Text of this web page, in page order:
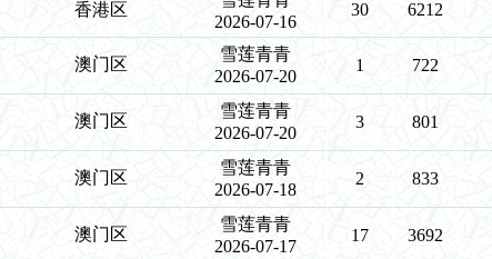
香港区
2026-07-16
30 6212
澳门区
雪莲青青
2026-07-20
1 722
澳门区
雪莲青青
2026-07-20
3 801
澳门区
雪莲青青
2026-07-18
2 833
澳门区
雪莲青青
2026-07-17
17 3692